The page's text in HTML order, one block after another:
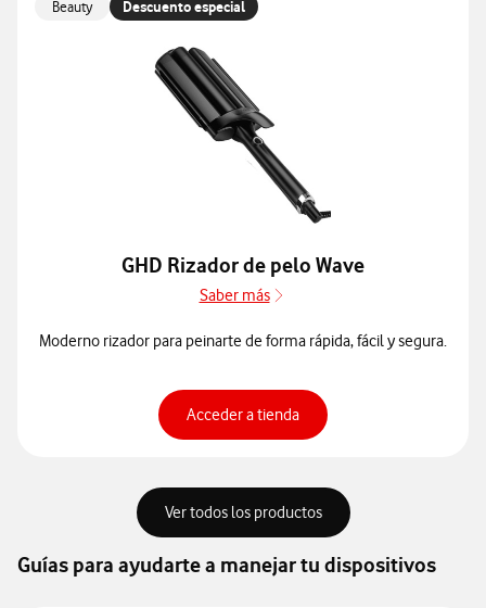
Beauty Descuento especial
GHD Rizador de pelo Wave
Saber más
Moderno rizador para peinarte de forma rápida, fácil y segura.
Acceder a tiendaPara ver especificaciones
Ver todos los productosAcceder para consultar
Guías para ayudarte a manejar tu dispositivos